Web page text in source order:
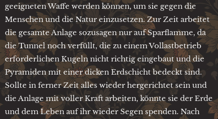
geeigneten Waffe werden können, um sie gegen die
Menschen und die Natur einzusetzen. Zur Zeit arbeitet
die gesamte Anlage sozusagen nur auf Sparflamme, da
die Tunnel noch verfüllt, die zu einem Vollastbetrieb
erforderlichen Kugeln nicht richtig eingebaut und die
Pyramiden mit einer dicken Erdschicht bedeckt sind.
Sollte in ferner Zeit alles wieder hergerichtet sein und
die Anlage mit voller Kraft arbeiten, könnte sie der Erde
und dem Leben auf ihr wieder Segen spenden. Nach